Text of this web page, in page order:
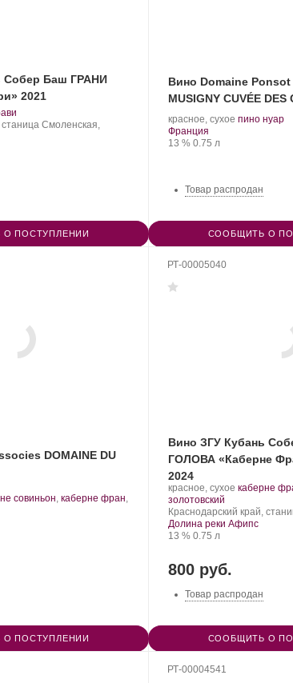
Собер Баш ГРАНИ
2021
станица Смоленская,
ПОСТУПЛЕНИИ
Вино Domaine Ponsot
MUSIGNY CUVÉE DES
красное, сухое .пино нуар.
Регион:
Франция
Крепость
13 %. Объем
0.75 л
Товар распродан
СООБЩИТЬ О
DOMAINE DU
совиньон, каберне фран,
ПОСТУПЛЕНИИ
РТ-00005040
Вино ЗГУ Кубань
ГОЛОВА «Каберне
2024
Производитель:
Собер
Баш.
красное, сухое .
винограда:
каберне
золотовский
Регион:
Краснодарский край,
Долина реки Афипс
Крепость
13 %. Объем
0.75 л
800 руб.
Товар распродан
СООБЩИТЬ О
РТ-00004541